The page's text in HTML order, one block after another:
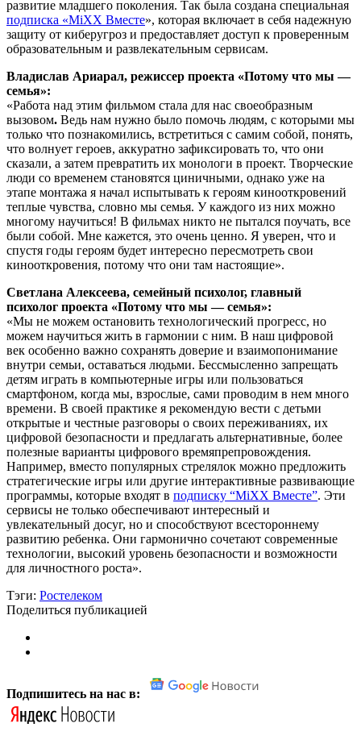
развитие младшего поколения. Так была создана специальная
подписка «MiXX Вместе», которая включает в себя надежную
защиту от киберугроз и предоставляет доступ к проверенным
образовательным и развлекательным сервисам.
Владислав Ариарал, режиссер проекта «Потому что мы —
семья»:
«Работа над этим фильмом стала для нас своеобразным
вызовом. Ведь нам нужно было помочь людям, с которыми мы
только что познакомились, встретиться с самим собой, понять,
что волнует героев, аккуратно зафиксировать то, что они
сказали, а затем превратить их монологи в проект. Творческие
люди со временем становятся циничными, однако уже на
этапе монтажа я начал испытывать к героям кинооткровений
теплые чувства, словно мы семья. У каждого из них можно
многому научиться! В фильмах никто не пытался поучать, все
были собой. Мне кажется, это очень ценно. Я уверен, что и
спустя годы героям будет интересно пересмотреть свои
кинооткровения, потому что они там настоящие».
Светлана Алексеева, семейный психолог, главный
психолог проекта «Потому что мы — семья»:
«Мы не можем остановить технологический прогресс, но
можем научиться жить в гармонии с ним. В наш цифровой
век особенно важно сохранять доверие и взаимопонимание
внутри семьи, оставаться людьми. Бессмысленно запрещать
детям играть в компьютерные игры или пользоваться
смартфоном, когда мы, взрослые, сами проводим в нем много
времени. В своей практике я рекомендую вести с детьми
открытые и честные разговоры о своих переживаниях, их
цифровой безопасности и предлагать альтернативные, более
полезные варианты цифрового времяпрепровождения.
Например, вместо популярных стрелялок можно предложить
стратегические игры или другие интерактивные развивающие
программы, которые входят в подписку “MiXX Вместе”. Эти
сервисы не только обеспечивают интересный и
увлекательный досуг, но и способствуют всестороннему
развитию ребенка. Они гармонично сочетают современные
технологии, высокий уровень безопасности и возможности
для личностного роста».
Тэги: Ростелеком
Поделиться публикацией
Подпишитесь на нас в: